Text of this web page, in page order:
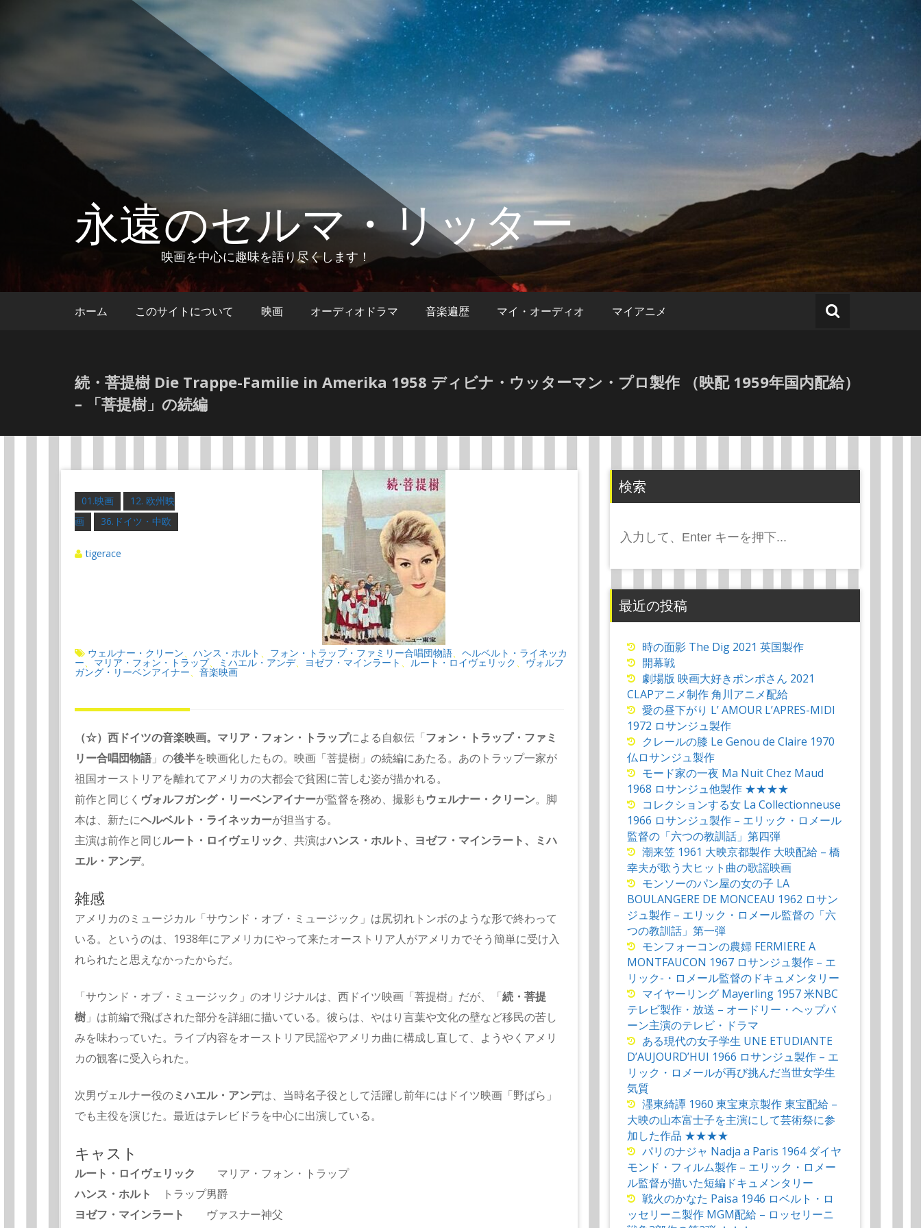
キ
永遠のセルマ・リッター
映画を中心に趣味を語り尽くします！
ホーム このサイトについて 映画 オーディオドラマ 音楽遍歴 マイ・オーディオ マイアニメ
続・菩提樹 Die Trappe-Familie in Amerika 1958 ディビナ・ウッターマン・プロ製作 （映配 1959年国内配給）
– 「菩提樹」の続編
01.映画
12. 欧州映
画
36.ドイツ・中欧
tigerace
ウェルナー・クリーン ハンス・ホルト フォン・トラップ・ファミリー合唱団物語 ヘルベルト・ライネッカ
ー マリア・フォン・トラップ ミハエル・アンデ、 ヨゼフ・マインラート ルート・ロイヴェリック ヴォルフ
ガング・リーベンアイナー 音楽映画
（☆）西ドイツの音楽映画。マリア・フォン・トラップによる自叙伝「フォン・トラップ・ファミ
リー合唱団物語」の後半を映画化したもの。映画「菩提樹」の続編にあたる。あのトラップ一家が
祖国オーストリアを離れてアメリカの大都会で貧困に苦しむ姿が描かれる。
前作と同じく ヴォルフガング・リーベンアイナーが監督を務め、撮影もウェルナー・クリーン。脚
本は、新たにヘルベルト・ライネッカーが担当する。
主演は前作と同じルート・ロイヴェリック、共演はハンス・ホルト、ヨゼフ・マインラート、ミハ
エル・アンデ。
雑感
アメリカのミュージカル「サウンド・オブ・ミュージック」は尻切れトンボのような形で終わって
いる。というのは、1938年にアメリカにやって来たオーストリア人がアメリカでそう簡単に受け入
れられたと思えなかったからだ。
「サウンド・オブ・ミュージック」のオリジナルは、西ドイツ映画「菩提樹」だが、「続・菩提
樹 」は前編で飛ばされた部分を詳細に描いている。彼らは、やはり言葉や文化の壁など移民の苦し
みを味わっていた。ライブ内容をオーストリア民謡やアメリカ曲に構成し直して、ようやくアメリ
カの観客に受入られた。
次男ヴェルナー役のミハエル・アンデは、当時名子役として活躍し前年にはドイツ映画「野ばら」
でも主役を演じた。最近はテレビドラを中心に出演している。
キャスト
ルート・ロイヴェリック マリア・フォン・トラップ
ハンス・ホルト
トラップ男爵
ヨゼフ・マインラート
ヴァスナー神父
検索
索:
最近の投稿
時の面影 The Dig 2021 英国製作
開幕戦
劇場版 映画大好きポンポさん 2021
CLAPアニメ制作 角川アニメ配給
愛の昼下がり L’ AMOUR L’APRES-MIDI
1972 ロサンジュ製作
クレールの膝 Le Genou de Claire 1970
仏ロサンジュ製作
モード家の一夜 Ma Nuit Chez Maud
1968 ロサンジュ他製作 ★★★★
コレクションする女 La Collectionneuse
1966 ロサンジュ製作 – エリック・ロメール
監督の「六つの教訓話」第四弾
潮来笠 1961 大映京都製作 大映配給 – 橋
幸夫が歌う大ヒット曲の歌謡映画
モンソーのパン屋の女の子 LA
BOULANGERE DE MONCEAU 1962 ロサン
ジュ製作 – エリック・ロメール監督の「六
つの教訓話」第一弾
モンフォーコンの農婦 FERMIERE A
MONTFAUCON 1967 ロサンジュ製作 – エ
リック-・ロメール監督のドキュメンタリー
マイヤーリング Mayerling 1957 米NBC
テレビ製作・放送 – オードリー・ヘップバ
ーン主演のテレビ・ドラマ
ある現代の女子学生 UNE ETUDIANTE
D’AUJOURD’HUI 1966 ロサンジュ製作 – エ
リック・ロメールが再び挑んだ当世女学生
気質
濹東綺譚 1960 東宝東京製作 東宝配給 –
大映の山本富士子を主演にして芸術祭に参
加した作品 ★★★★
パリのナジャ Nadja a Paris 1964 ダイヤ
モンド・フィルム製作 – エリック・ロメー
ル監督が描いた短編ドキュメンタリー
戦火のかなた Paisa 1946 ロベルト・ロ
ッセリーニ製作 MGM配給 – ロッセリーニ